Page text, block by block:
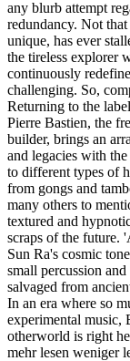
any blurb attempt
redundancy. Not
unique, has ever
the tireless explorer
continuously
challenging. So,
Returning to the
Pierre Bastien, the
builder, brings an
and legacies with
to different types of
from gongs and
many others to
textured and
scraps of the future.
Sun Ra's cosmic
small percussion
salvaged from
In an era where so
experimental music,
otherworld is right
mehr lesen weniger